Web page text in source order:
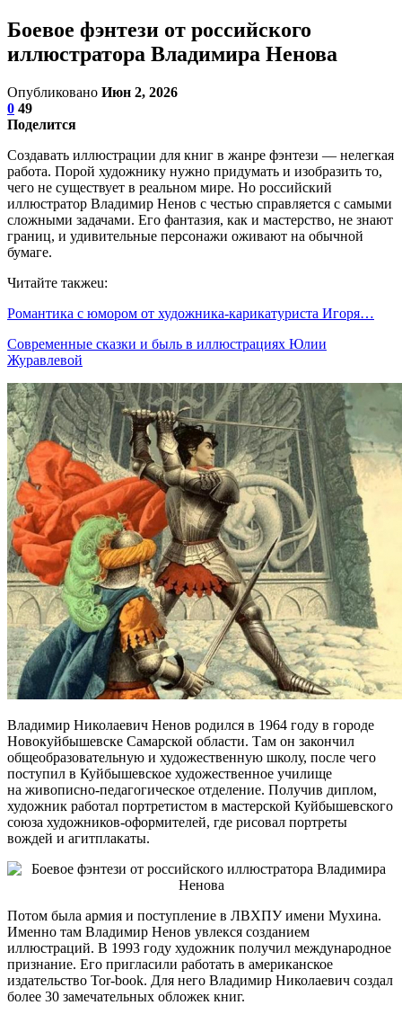
Боевое фэнтези от российского
иллюстратора Владимира Ненова
Опубликовано Июн 2, 2026
0 49
Поделится
Создавать иллюстрации для книг в жанре фэнтези — нелегкая
работа. Порой художнику нужно придумать и изобразить то,
чего не существует в реальном мире. Но российский
иллюстратор Владимир Ненов с честью справляется с самыми
сложными задачами. Его фантазия, как и мастерство, не знают
границ, и удивительные персонажи оживают на обычной
бумаге.
Читайте такжеu:
Романтика с юмором от художника-карикатуриста Игоря…
Современные сказки и быль в иллюстрациях Юлии
Журавлевой
Владимир Николаевич Ненов родился в 1964 году в городе
Новокуйбышевске Самарской области. Там он закончил
общеобразовательную и художественную школу, после чего
поступил в Куйбышевское художественное училище
на живописно-педагогическое отделение. Получив диплом,
художник работал портретистом в мастерской Куйбышевского
союза художников-оформителей, где рисовал портреты
вождей и агитплакаты.
Потом была армия и поступление в ЛВХПУ имени Мухина.
Именно там Владимир Ненов увлекся созданием
иллюстраций. В 1993 году художник получил международное
признание. Его пригласили работать в американское
издательство Tor-book. Для него Владимир Николаевич создал
более 30 замечательных обложек книг.